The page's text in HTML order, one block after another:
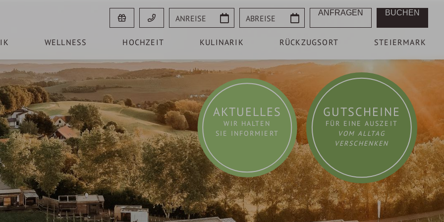
Anreise Abreise ANFRAGEN BUCHEN
WELLNESS HOCHZEIT KULINARIK RÜCKZUGSORT STEIERMARK
GUTSCHEINE
FÜR EINE AUSZEIT
VOM ALLTAG
VERSCHENKEN
AKTUELLES
WIR HALTEN
SIE INFORMIERT